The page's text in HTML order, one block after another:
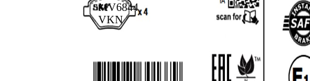
MV6844
VKN